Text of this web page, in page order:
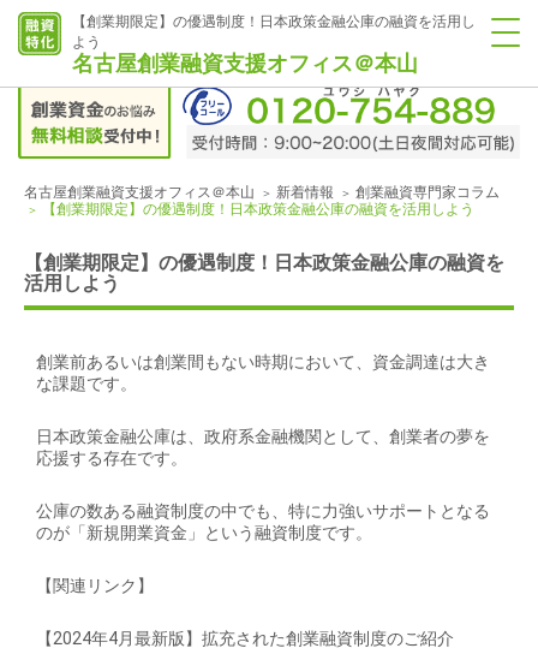
【創業期限定】の優遇制度！日本政策金融公庫の融資を活用し
よう
名古屋創業融資支援オフィス＠本山
名古屋創業融資支援オフィス＠本山 新着情報
創業融資専門家コラム
【創業期限定】の優遇制度！日本政策金融公庫の融資を活用しよう
【創業期限定】の優遇制度！日本政策金融公庫の融資を
活用しよう
創業前あるいは創業間もない時期において、資金調達は大き
な課題です。
日本政策金融公庫は、政府系金融機関として、創業者の夢を
応援する存在です。
公庫の数ある融資制度の中でも、特に力強いサポートとなる
のが「新規開業資金」という融資制度です。
【関連リンク】
【2024年4月最新版】拡充された創業融資制度のご紹介